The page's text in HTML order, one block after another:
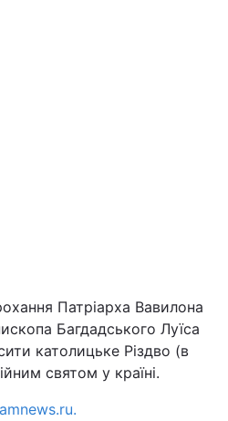
Львів
Харків
Патріарха Вавилона
Багдадського Луїса
католицьке Різдво (в
святом у країні.